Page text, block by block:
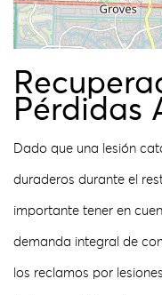
Pérdidas
Dado que una lesión
duraderos durante el
importante tener en
demanda integral de
los reclamos por